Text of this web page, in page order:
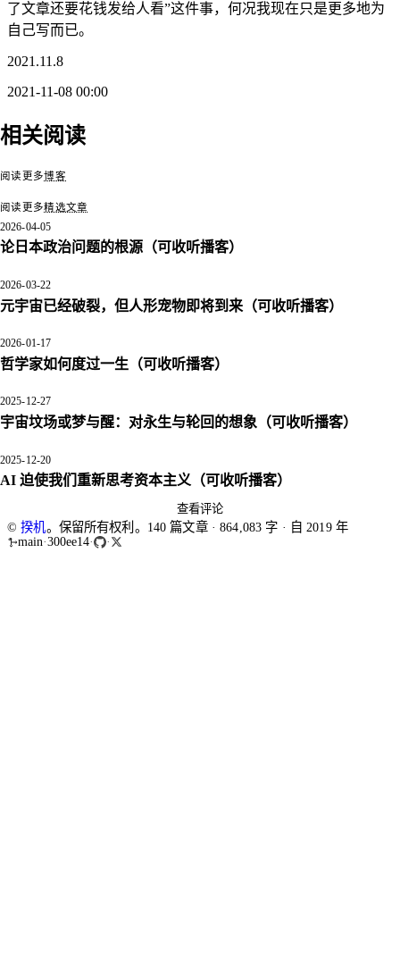
了文章还要花钱发给人看”这件事，何况我现在只是更多地为
自己写而已。
2021.11.8
2021-11-08 00:00
相关阅读
阅读更多博客
成瘾：基于个人经验
的探讨
（可收听播
客）
阅读更多精选文章
2026-04-05
论日本政治问题的根源 （可收听播客）
2026-03-22
元宇宙已经破裂，但人形宠物即将到来 （可收听播客）
2026-01-17
哲学家如何度过一生 （可收听播客）
2025-12-27
宇宙坟场或梦与醒：对永生与轮回的想象 （可收听播客）
2025-12-20
AI 迫使我们重新思考资本主义 （可收听播客）
查看评论
©揆机。保留所有权利。 140 篇文章 · 864,083 字 · 自 2019 年
main·300ee14· ·